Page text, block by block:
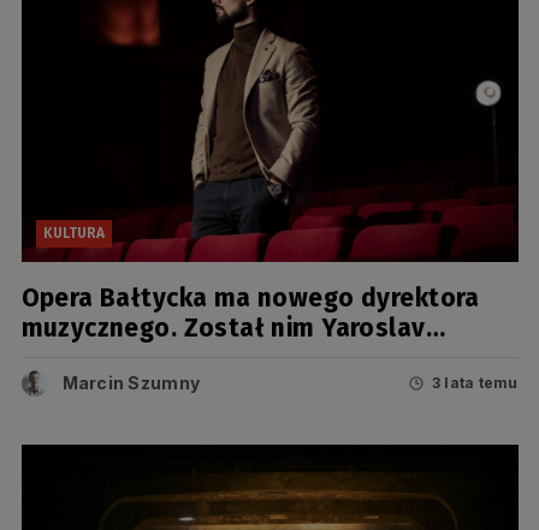
KULTURA
Opera Bałtycka ma nowego dyrektora
muzycznego. Został nim Yaroslav
Marcin Szumny 3 lata temu